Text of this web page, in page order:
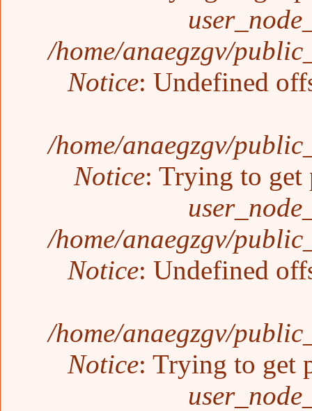
/home/anaegzgv/
Notice: Undefined
/home/anaegzgv/
Notice: Trying to get
/home/anaegzgv/
Notice: Undefined
/home/anaegzgv/
Notice: Trying to get